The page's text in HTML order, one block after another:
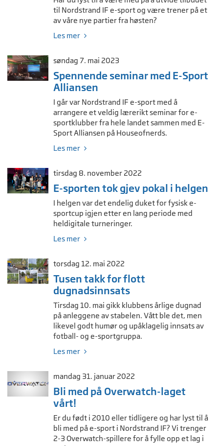
til Nordstrand IF e-sport og være trener på et
av våre nye partier fra høsten?
Les mer
søndag 7. mai 2023
Spennende seminar med E-Sport
Alliansen
I går var Nordstrand IF e-sport med å
arrangere et veldig lærerikt seminar for e-
sportklubber fra hele landet sammen med E-
Sport Alliansen på Houseofnerds.
Les mer
tirsdag 8. november 2022
E-sporten tok gjev pokal i helgen
I helgen var det endelig duket for fysisk e-
sportcup igjen etter en lang periode med
heldigitale turneringer.
Les mer
torsdag 12. mai 2022
Tusen takk for flott
dugnadsinnsats
Tirsdag 10. mai gikk klubbens årlige dugnad
på anleggene av stabelen. Vått ble det, men
likevel godt humør og upåklagelig innsats av
fotball- og e-sportgruppa.
Les mer
mandag 31. januar 2022
Bli med på Overwatch-laget
vårt!
Er du født i 2010 eller tidligere og har lyst til å
bli med på e-sport i Nordstrand IF? Vi trenger
2-3 Overwatch-spillere for å fylle opp et lag i